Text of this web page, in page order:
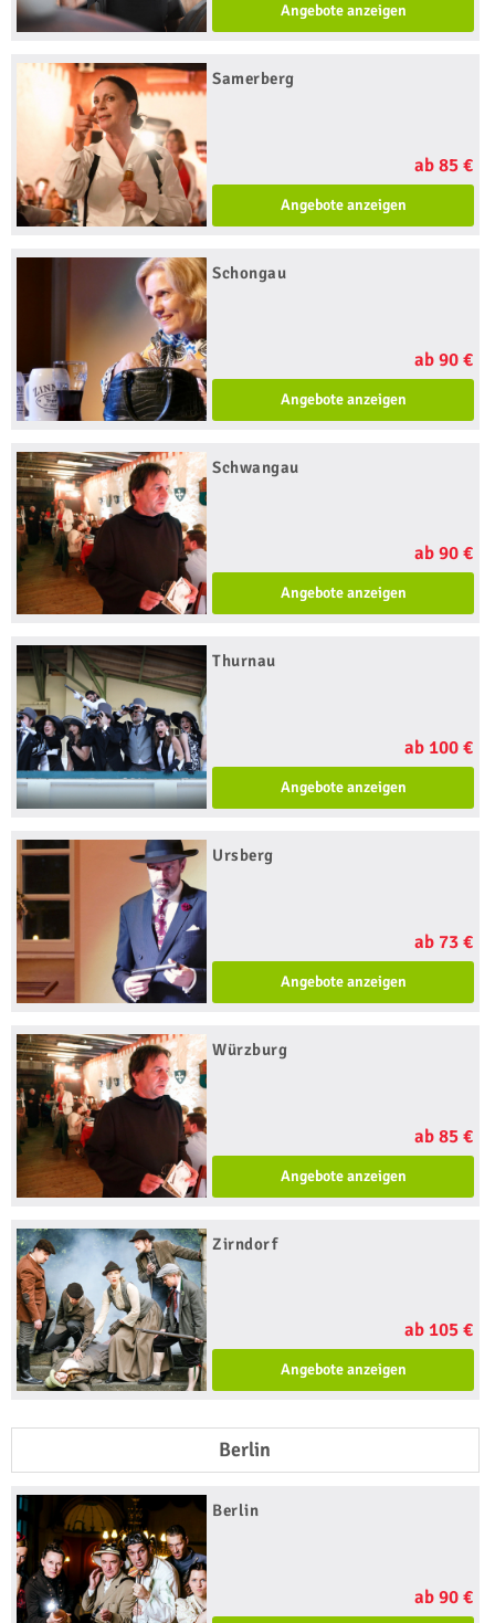
Angebote anzeigen
Samerberg
ab 85 €
Angebote anzeigen
Schongau
ab 90 €
Angebote anzeigen
Schwangau
ab 90 €
Angebote anzeigen
Thurnau
ab 100 €
Angebote anzeigen
Ursberg
ab 73 €
Angebote anzeigen
Würzburg
ab 85 €
Angebote anzeigen
Zirndorf
ab 105 €
Angebote anzeigen
Berlin
Berlin
ab 90 €